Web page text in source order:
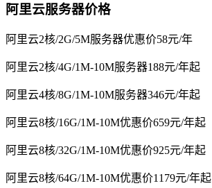
阿里云服务器价格
阿里云2核/2G/5M服务器优惠价58元/年
阿里云2核/4G/1M-10M服务器188元/年起
阿里云4核/8G/1M-10M服务器346元/年起
阿里云8核/16G/1M-10M优惠价659元/年起
阿里云8核/32G/1M-10M优惠价925元/年起
阿里云8核/64G/1M-10M优惠价1179元/年起